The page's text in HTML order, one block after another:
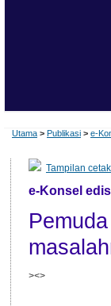
Utama > Publikasi > e-
Tampilan cetak
e-Konsel
><>